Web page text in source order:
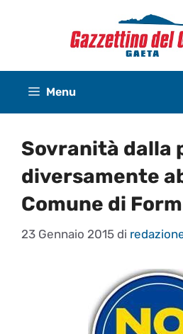
Menu
Sovranità dalla
diversamente
Comune di
23 Gennaio 2015 di